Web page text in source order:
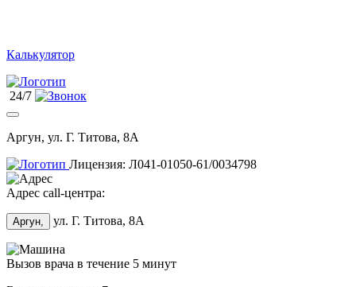
Калькулятор
24/7
Аргун, ул. Г. Титова, 8А
Лицензия: Л041-01050-61/0034798
Адрес call-центра:
Аргун, ул. Г. Титова, 8А
Вызов врача в течение 5 минут